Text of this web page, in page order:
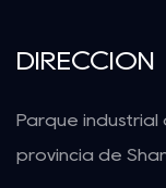
DIRECCIÓN
Parque industrial
provincia de